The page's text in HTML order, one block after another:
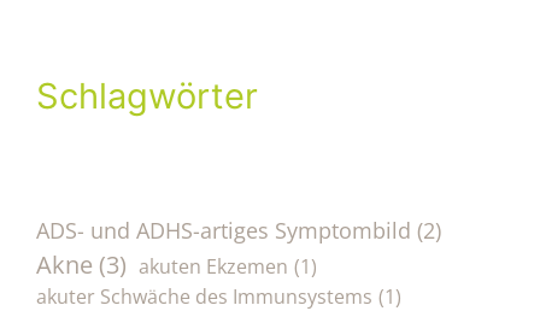
Schlagwörter
ADS- und ADHS-artiges Symptombild (2)
Akne (3) akuten Ekzemen (1)
akuter Schwäche des Immunsystems (1)